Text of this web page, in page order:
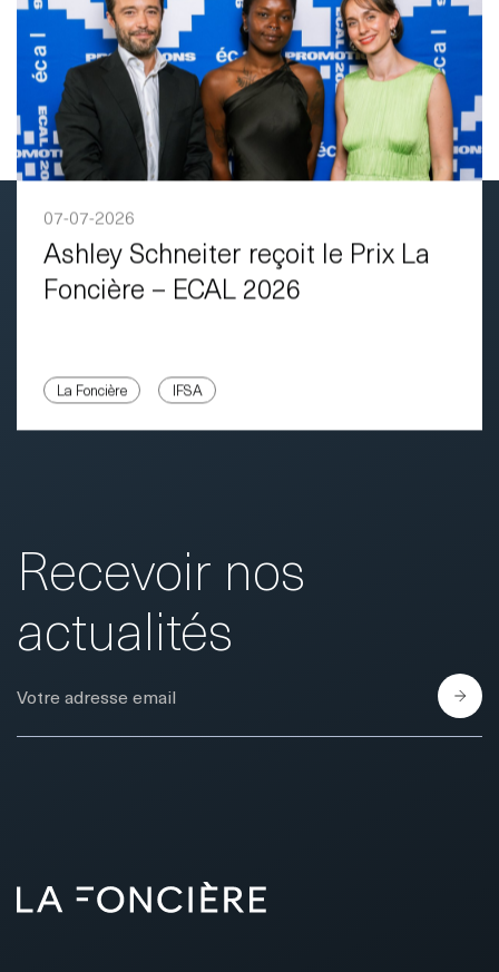
07-07-2026
Ashley Schneiter reçoit le Prix La
Foncière – ECAL 2026
La Foncière IFSA
Recevoir nos
actualités
E-Mail